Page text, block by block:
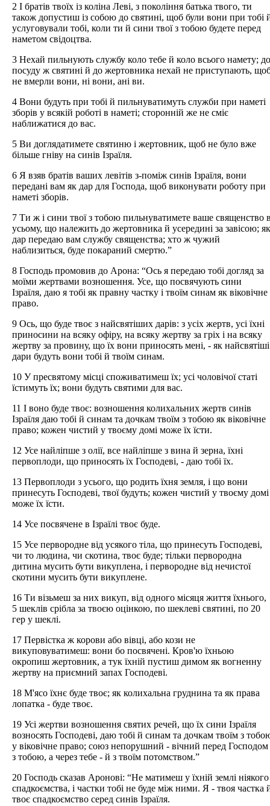
2 І братів твоїх із коліна Леві, з покоління батька твого, ти
також допустиш із собою до святині, щоб були вони при тобі
услуговували тобі, коли ти й сини твої з тобою будете перед
наметом свідоцтва.
3 Нехай пильнують службу коло тебе й коло всього намету; до
посуду ж святині й до жертовника нехай не приступають,
не вмерли вони, ні вони, ані ви.
4 Вони будуть при тобі й пильнуватимуть служби при наметі
зборів у всякій роботі в наметі; сторонній же не сміє
наближатися до вас.
5 Ви доглядатимете святиню і жертовник, щоб не було вже
більше гніву на синів Ізраїля.
6 Я взяв братів ваших левітів з-поміж синів Ізраїля, вони
передані вам як дар для Господа, щоб виконувати роботу при
наметі зборів.
7 Ти ж і сини твої з тобою пильнуватимете ваше священство
усьому, що належить до жертовника й усередині за завісою; як
дар передаю вам службу священства; хто ж чужий
наблизиться, буде покараний смертю.”
8 Господь промовив до Арона: “Ось я передаю тобі догляд за
моїми жертвами возношення. Усе, що посвячують сини
Ізраїля, даю я тобі як правну частку і твоїм синам як віковічне
право.
9 Ось, що буде твоє з найсвятіших дарів: з усіх жертв, усі їхні
приносини на всяку офіру, на всяку жертву за гріх і на всяку
жертву за провину, що їх вони приносять мені, - як найсвятіші
дари будуть вони тобі й твоїм синам.
10 У пресвятому місці споживатимеш їх; усі чоловічої статі
їстимуть їх; вони будуть святими для вас.
11 І воно буде твоє: возношення колихальних жертв синів
Ізраїля даю тобі й синам та дочкам твоїм з тобою як віковічне
право; кожен чистий у твоєму домі може їх їсти.
12 Усе найліпше з олії, все найліпше з вина й зерна, їхні
первоплоди, що приносять їх Господеві, - даю тобі їх.
13 Первоплоди з усього, що родить їхня земля, і що вони
принесуть Господеві, твої будуть; кожен чистий у твоєму домі
може їх їсти.
14 Усе посвячене в Ізраїлі твоє буде.
15 Усе первородне від усякого тіла, що принесуть Господеві,
чи то людина, чи скотина, твоє буде; тільки первородна
дитина мусить бути викуплена, і первородне від нечистої
скотини мусить бути викуплене.
16 Ти візьмеш за них викуп, від одного місяця життя їхнього,
5 шеклів срібла за твоєю оцінкою, по шеклеві святині, по 20
гер у шеклі.
17 Первістка ж корови або вівці, або кози не
викуповуватимеш: вони бо посвячені. Кров'ю їхньою
окропиш жертовник, а тук їхній пустиш димом як вогненну
жертву на приємний запах Господеві.
18 М'ясо їхнє буде твоє; як колихальна груднина та як права
лопатка - буде твоє.
19 Усі жертви возношення святих речей, що їх сини Ізраїля
возносять Господеві, даю тобі й синам та дочкам твоїм з
у віковічне право; союз непорушний - вічний перед Господом
з тобою, а через тебе - й з твоїм потомством.”
20 Господь сказав Аронові: “Не матимеш у їхній землі ніякого
спадкоємства, і частки тобі не буде між ними. Я - твоя частка
твоє спадкоємство серед синів Ізраїля.